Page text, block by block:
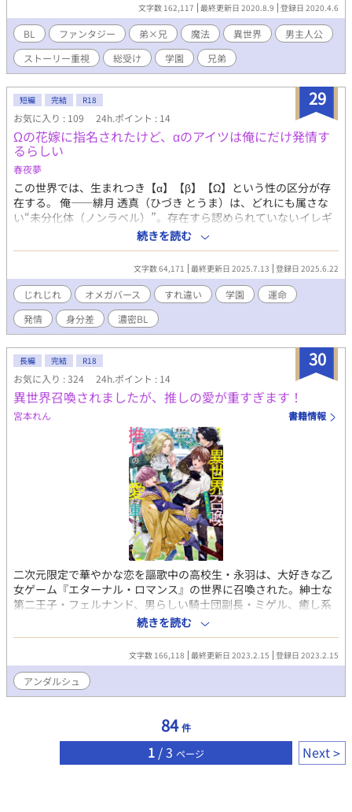
味わい続けてきた彼は、その暴虐の中で愛し子としての禁忌に触
れてしまう。 そんな彼は、ついにギルドや騎士団などに所属し
ない「スール」という自由な立場を手にし、スールの中で最も強
い「十傑」の第3位として君臨することとなった。 これは、強
さを得た少年、エルが自分の力で自由に生きていこうとする物
語。 ーー魔法学園編始動。 ※この物語はフィクションです。 ※更
新は大体1~3日置きになります。もう1つの小説「百地くんは愛さ
れる」と交互に更新していきますので、基本不定期です。 ※感想
やリクエストなども、ぜひぜひお待ちしております。 ※キャラの
何人かのイラストなども、下手ながらTwitterに投稿しております
ので、プロフィールから飛んでいただければ嬉しいです。
文字数 162,117 最終更新日 2020.8.9 登録日 2020.4.6
BL ファンタジー 弟×兄 魔法 異世界
男主人公
ストーリー重視
総受け 学園 兄弟
29
短編 完結 R18
お気に入り : 109 24h.ポイント : 14
Ωの花嫁に指名されたけど、αのアイツは俺にだけ発情す
るらしい
春夜夢
この世界では、生まれつき【α】【β】【Ω】という性の区分が存
在する。 俺――緋月 透真（ひづき とうま）は、どれにも属さな
い“未分化体（ノンラベル）”。存在すら認められていないイレギ
ュラーだった。 ひっそりと生きていたはずのある日、学園一のα
で次期統領候補・天瀬 陽翔（あませ はると）に突然「俺の番にな
れ」と迫られ、なぜか正式なΩ候補に指名されてしまう。 「俺に
だけ、お前の匂いがする」──それは、αにとって最大の禁忌だっ
た。
続きを読む
文字数 64,171 最終更新日 2025.7.13 登録日 2025.6.22
じれじれ オメガバース すれ違い 学園
運命
発情
身分差 濃密BL
30
長編 完結 R18
お気に入り : 324 24h.ポイント : 14
異世界召喚されましたが、推しの愛が重すぎます！
宮本れん 書籍情報
二次元限定で華やかな恋を謳歌中の高校生・永羽は、大好きな乙
女ゲーム『エターナル・ロマンス』の世界に召喚された。紳士な
第二王子・フェルナンド、男らしい騎士団副長・ミゲル、癒し系
な魔法使い・ロロ…攻略対象者たちに甘く迫られるも、推しと恋
愛をするなんてオタクとして許されない！ 間一髪のところで貞
操を守りつづけているうちにゲームでは知りえない彼らの一面に
触れ、推しに向ける以上の感情を抱くようになっていく。 そんな
ある日、伝説の魔物が目覚めたことで国は大混乱に陥ってしま
う。この状況を打破するには、召喚されてきた永羽の特別な力を
続きを読む
文字数 166,118 最終更新日 2023.2.15 登録日 2023.2.15
アンダルシュ
84 件
1 / 3 ページ Next